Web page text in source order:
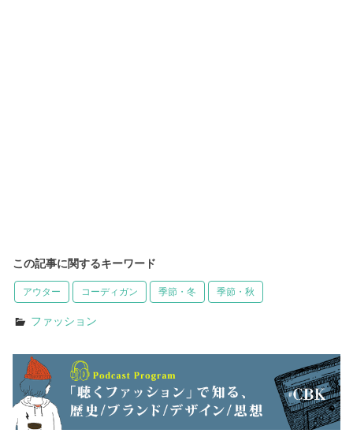
この記事に関するキーワード
アウター コーディガン 季節・冬 季節・秋
ファッション